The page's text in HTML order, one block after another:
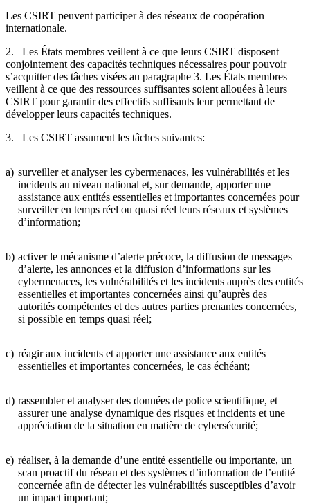
Les CSIRT peuvent participer à des réseaux de coopération
internationale.
2. Les États membres veillent à ce que leurs CSIRT disposent
conjointement des capacités techniques nécessaires pour pouvoir
s’acquitter des tâches visées au paragraphe 3. Les États membres
veillent à ce que des ressources suffisantes soient allouées à leurs
CSIRT pour garantir des effectifs suffisants leur permettant de
développer leurs capacités techniques.
3. Les CSIRT assument les tâches suivantes:
a) surveiller et analyser les cybermenaces, les vulnérabilités et les
incidents au niveau national et, sur demande, apporter une
assistance aux entités essentielles et importantes concernées pour
surveiller en temps réel ou quasi réel leurs réseaux et systèmes
d’information;
b) activer le mécanisme d’alerte précoce, la diffusion de messages
d’alerte, les annonces et la diffusion d’informations sur les
cybermenaces, les vulnérabilités et les incidents auprès des entités
essentielles et importantes concernées ainsi qu’auprès des
autorités compétentes et des autres parties prenantes concernées,
si possible en temps quasi réel;
c) réagir aux incidents et apporter une assistance aux entités
essentielles et importantes concernées, le cas échéant;
d) rassembler et analyser des données de police scientifique, et
assurer une analyse dynamique des risques et incidents et une
appréciation de la situation en matière de cybersécurité;
e) réaliser, à la demande d’une entité essentielle ou importante, un
scan proactif du réseau et des systèmes d’information de l’entité
concernée afin de détecter les vulnérabilités susceptibles d’avoir
un impact important;